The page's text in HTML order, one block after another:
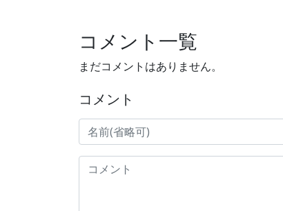
コメント一覧
まだコメントはありません。
コメント